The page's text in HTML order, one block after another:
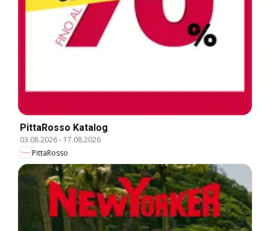
PittaRosso Katalog
03.08.2026- 17.08.2026
PittaRosso